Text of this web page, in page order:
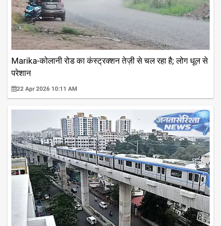
Marika-कोलानी रोड का कंस्ट्रक्शन तेज़ी से चल रहा है; लोग धूल से
परेशान
22 Apr 2026 10:11 AM